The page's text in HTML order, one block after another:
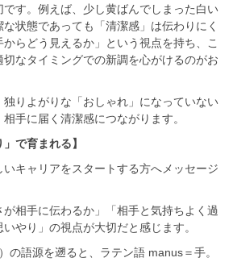
です。例えば、少し黄ばんでしまった白い
状態であっても「清潔感」は伝わりにく
らどう見えるか」という視点を持ち、こ
切なタイミングでの新調を心がけるのがお
りよがりな「おしゃれ」になっていない
手に届く清潔感につながります。
で育まれる】
キャリアをスタートする方へメッセージ
相手に伝わるか」「相手と気持ちよく過
やり」の視点が大切だと感じます。
の語源を遡ると、ラテン語 manus＝手。